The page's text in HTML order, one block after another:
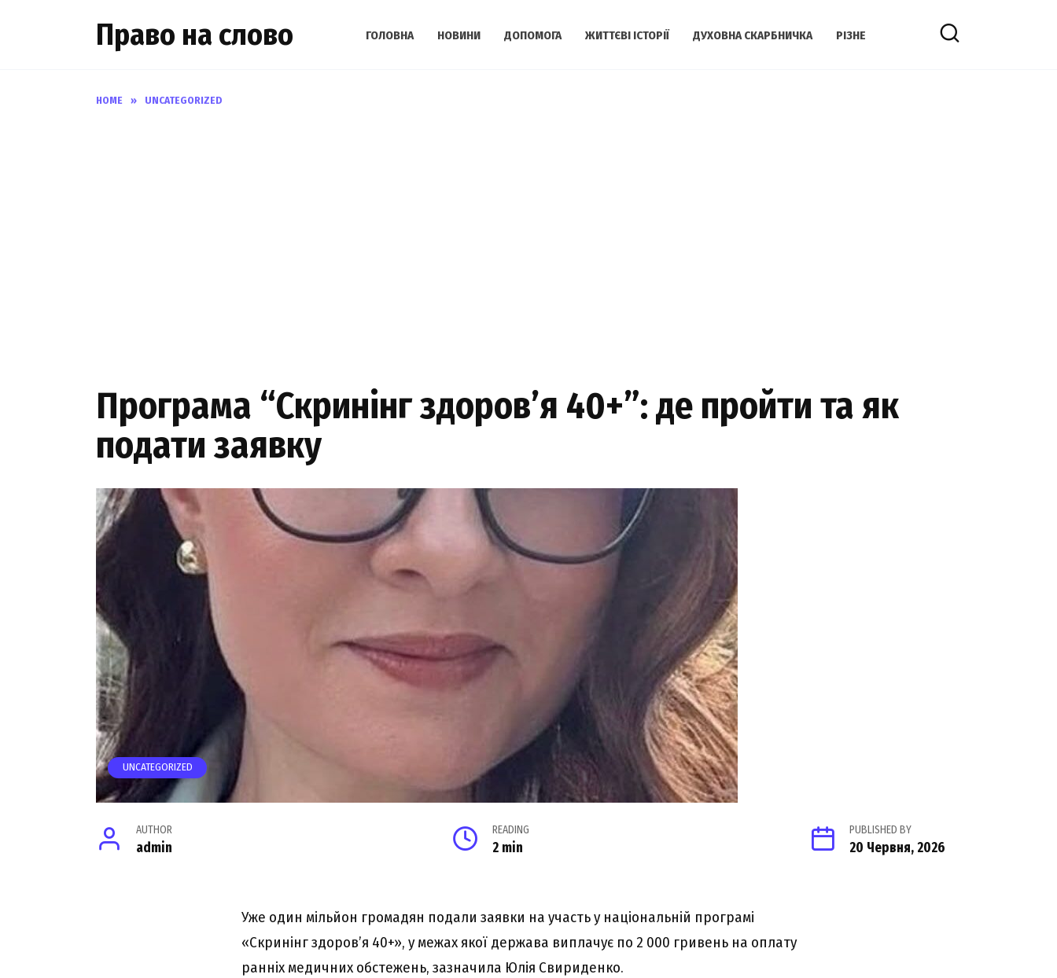
Право на слово ГОЛОВНА НОВИНИ ДОПОМОГА ЖИТТЄВІ ІСТОРІЇ ДУХОВНА СКАРБНИЧКА РІЗНЕ
HOME » UNCATEGORIZED
Програма “Скринінг здоров’я 40+”: де пройти та як
подати заявку
UNCATEGORIZED
AUTHOR
admin
READING
2 min
PUBLISHED BY
20 Червня, 2026
Уже один мільйон громадян подали заявки на участь у національній програмі
«Скринінг здоров’я 40+», у межах якої держава виплачує по 2 000 гривень на оплату
ранніх медичних обстежень, зазначила Юлія Свириденко.